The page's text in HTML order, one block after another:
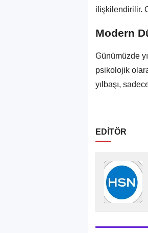
ilişkilendirilir.
Modern
Günümüzde
psikolojik
yılbaşı,
EDİTÖR